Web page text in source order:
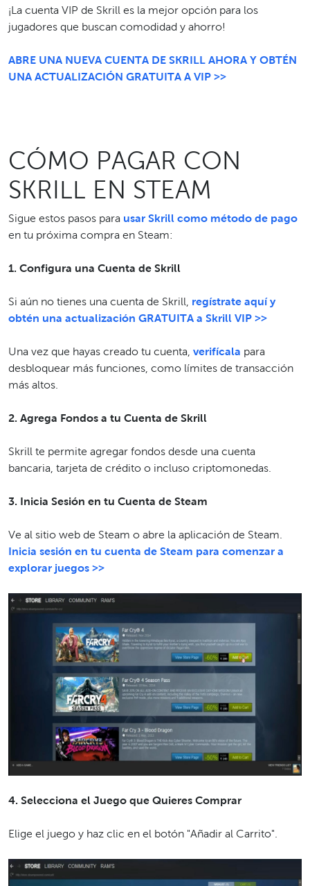
¡La cuenta VIP de Skrill es la mejor opción para los
jugadores que buscan comodidad y ahorro!
ABRE UNA NUEVA CUENTA DE SKRILL AHORA Y OBTÉN
UNA ACTUALIZACIÓN GRATUITA A VIP >>
CÓMO PAGAR CON
SKRILL EN STEAM
Sigue estos pasos para usar Skrill como método de pago
en tu próxima compra en Steam:
1. Configura una Cuenta de Skrill
Si aún no tienes una cuenta de Skrill, regístrate aquí y
obtén una actualización GRATUITA a Skrill VIP >>
Una vez que hayas creado tu cuenta, verifícala para
desbloquear más funciones, como límites de transacción
más altos.
2. Agrega Fondos a tu Cuenta de Skrill
Skrill te permite agregar fondos desde una cuenta
bancaria, tarjeta de crédito o incluso criptomonedas.
3. Inicia Sesión en tu Cuenta de Steam
Ve al sitio web de Steam o abre la aplicación de Steam.
Inicia sesión en tu cuenta de Steam para comenzar a
explorar juegos >>
4. Selecciona el Juego que Quieres Comprar
Elige el juego y haz clic en el botón "Añadir al Carrito".